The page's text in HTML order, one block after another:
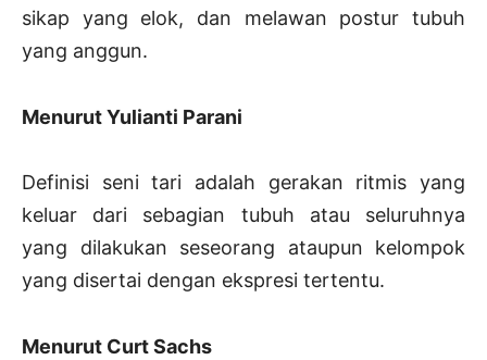
sikap yang elok, dan melawan postur tubuh
yang anggun.
Menurut Yulianti Parani
Definisi seni tari adalah gerakan ritmis yang
keluar dari sebagian tubuh atau seluruhnya
yang dilakukan seseorang ataupun kelompok
yang disertai dengan ekspresi tertentu.
Menurut Curt Sachs